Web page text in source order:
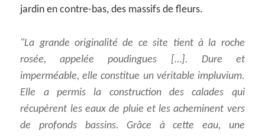
jardin en contre-bas, des massifs de fleurs.
La grande originalité de ce site tient à la roche
rosée, appelée poudingues […]. Dure et
imperméable, elle constitue un véritable impluvium.
Elle a permis la construction des calades qui
récupèrent les eaux de pluie et les acheminent vers
de profonds bassins. Grâce à cette eau, une